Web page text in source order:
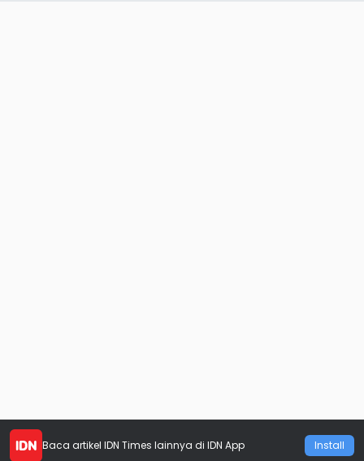
Baca artikel IDN Times lainnya di IDN App Install